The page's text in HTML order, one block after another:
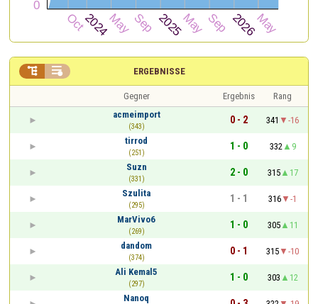
ERGEBNISSE
 
Gegner Ergebnis
Rang
acmeimport
(343)
0 - 2 341
-16
tirrod
(251)
1 - 0 332
9
Suzn
(331)
2 - 0 315
17
Szulita
(295)
1 - 1 316
-1
MarVivo6
(269)
1 - 0 305
11
dandom
(374)
0 - 1 315
-10
Ali Kemal5
(297)
1 - 0 303
12
Nanoq